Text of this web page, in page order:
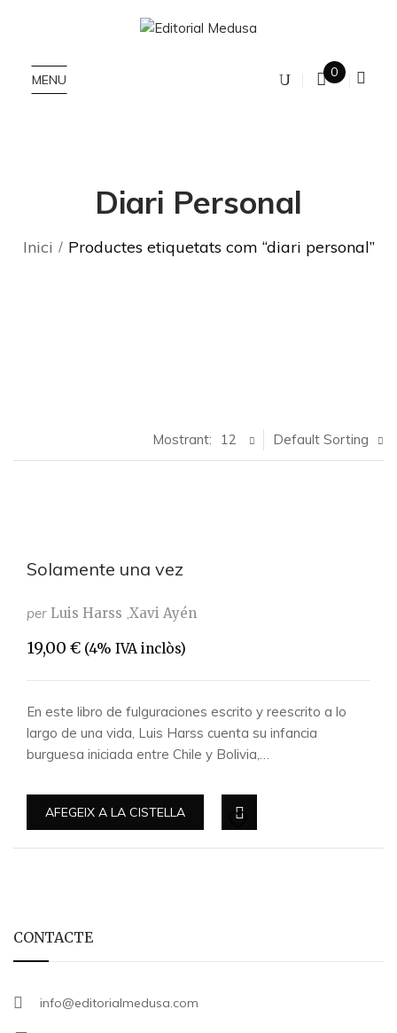
MENU 0
Diari Personal
Inici Productes etiquetats com “diari personal”
Default Sorting
Mostrant: 12
Solamente una vez
per Luis Harss Xavi Ayén
19,00 € (4% IVA inclòs)
En este libro de fulguraciones escrito y reescrito a lo
largo de una vida, Luis Harss cuenta su infancia
burguesa iniciada entre Chile y Bolivia,…
AFEGEIX A LA CISTELLA
CONTACTE
info@editorialmedusa.com